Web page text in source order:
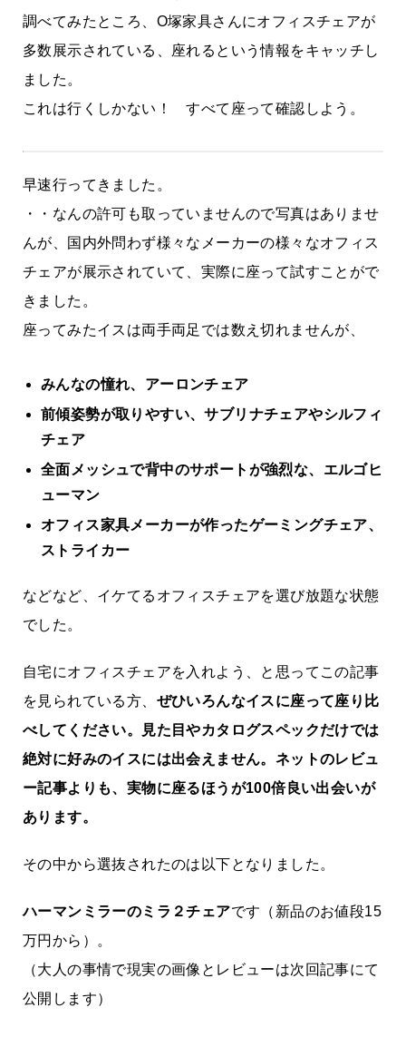
調べてみたところ、O塚家具さんにオフィスチェアが
多数展示されている、座れるという情報をキャッチし
ました。
これは行くしかない！ すべて座って確認しよう。
早速行ってきました。
・・なんの許可も取っていませんので写真はありませ
んが、国内外問わず様々なメーカーの様々なオフィス
チェアが展示されていて、実際に座って試すことがで
きました。
座ってみたイスは両手両足では数え切れませんが、
みんなの憧れ、アーロンチェア
前傾姿勢が取りやすい、サブリナチェアやシルフィ
チェア
全面メッシュで背中のサポートが強烈な、エルゴヒ
ューマン
オフィス家具メーカーが作ったゲーミングチェア、
ストライカー
などなど、イケてるオフィスチェアを選び放題な状態
でした。
自宅にオフィスチェアを入れよう、と思ってこの記事
を見られている方、 ぜひいろんなイスに座って座り比
べしてください。見た目やカタログスペックだけでは
絶対に好みのイスには出会えません。ネットのレビュ
ー記事よりも、実物に座るほうが100倍良い出会いが
あります。
その中から選抜されたのは以下となりました。
ハーマンミラーのミラ２チェアです（新品のお値段15
万円から）。
（大人の事情で現実の画像とレビューは次回記事にて
公開します）